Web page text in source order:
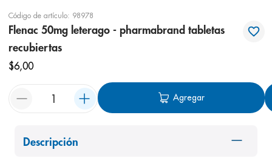
Código de artículo: 98978
Flenac 50mg leterago - pharmabrand tabletas
recubiertas
$6,00
Agregar
Descripción
protector solar
2. pañales
3.
4. cerave
bioderma